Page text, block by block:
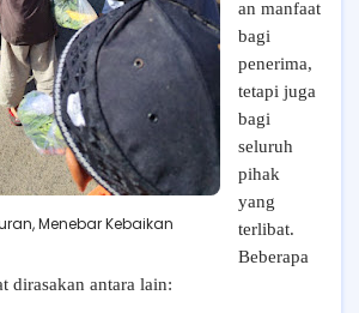
Menebar Kebaikan
an manfaat
bagi
penerima,
tetapi juga
bagi
seluruh
pihak
yang
terlibat.
Beberapa
dirasakan antara lain: